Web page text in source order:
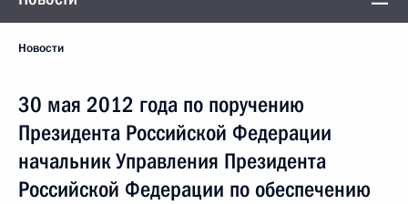
Новости
30 мая 2012 года по поручению
Президента Российской Федерации
начальник Управления Президента
Российской Федерации по обеспечению